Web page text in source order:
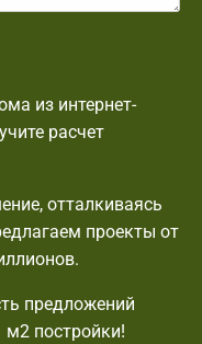
из интернет-
расчет
отталкиваясь
проекты от
предложений
постройки!